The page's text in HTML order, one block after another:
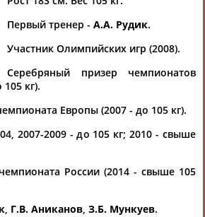
ЛАПИКОВ"
найденных уникальных документов
1
штангистов обвинены в нарушении
(75 кг) - на два года, Максим
Первый тренер - А.А. Рудик.
Участник Олимпийских игр (2008).
Серебряный призер чемпионатов
кг).
Европы (2007 - до 105 кг).
2007-2009 - до 105 кг; 2010 - свыше
России (2014 - свыше 105
, Г.В. Аниканов, З.Б. Мункуев.